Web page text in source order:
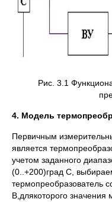
Рис. 3.1
4. Модель
Первичным
является
учетом заданного
(0..+200)град С,
термопреобразователь
В,длякоторого значения